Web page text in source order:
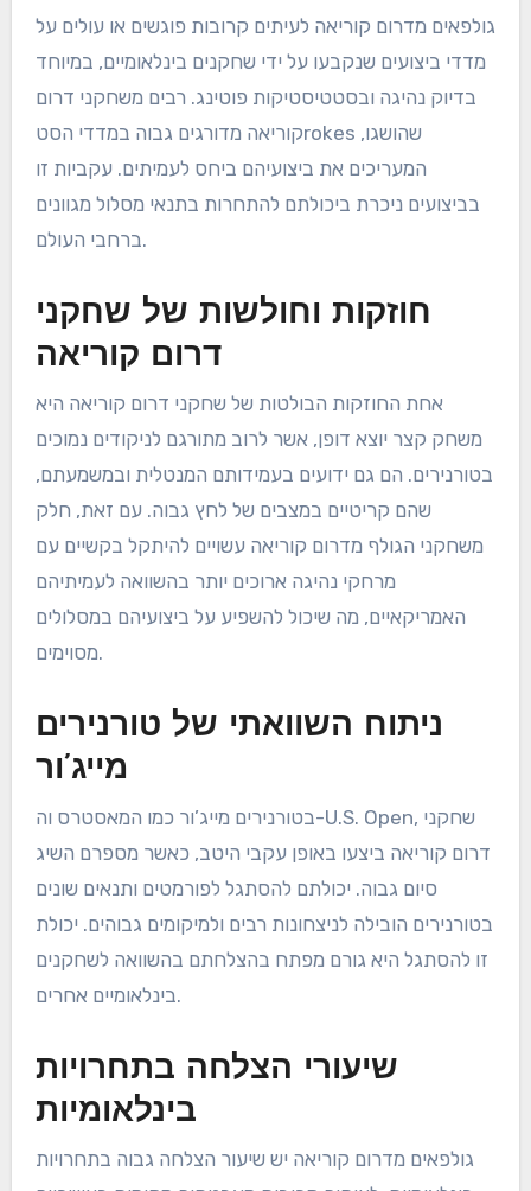
גולפאים מדרום קוריאה לעיתים קרובות פוגשים או עולים על
מדדי ביצועים שנקבעו על ידי שחקנים בינלאומיים, במיוחד
בדיוק נהיגה ובסטטיסטיקות פוטינג. רבים משחקני דרום
קוריאה מדורגים גבוה במדדי הסטrokes שהושגו,
המעריכים את ביצועיהם ביחס לעמיתים. עקביות זו
בביצועים ניכרת ביכולתם להתחרות בתנאי מסלול מגוונים
ברחבי העולם.
חוזקות וחולשות של שחקני
דרום קוריאה
אחת החוזקות הבולטות של שחקני דרום קוריאה היא
משחק קצר יוצא דופן, אשר לרוב מתורגם לניקודים נמוכים
בטורנירים. הם גם ידועים בעמידותם המנטלית ובמשמעתם,
שהם קריטיים במצבים של לחץ גבוה. עם זאת, חלק
משחקני הגולף מדרום קוריאה עשויים להיתקל בקשיים עם
מרחקי נהיגה ארוכים יותר בהשוואה לעמיתיהם
האמריקאיים, מה שיכול להשפיע על ביצועיהם במסלולים
מסוימים.
ניתוח השוואתי של טורנירים
מייג’ור
בטורנירים מייג’ור כמו המאסטרס וה-U.S. Open, שחקני
דרום קוריאה ביצעו באופן עקבי היטב, כאשר מספרם השיג
סיום גבוה. יכולתם להסתגל לפורמטים ותנאים שונים
בטורנירים הובילה לניצחונות רבים ולמיקומים גבוהים. יכולת
זו להסתגל היא גורם מפתח בהצלחתם בהשוואה לשחקנים
בינלאומיים אחרים.
שיעורי הצלחה בתחרויות
בינלאומיות
גולפאים מדרום קוריאה יש שיעור הצלחה גבוה בתחרויות